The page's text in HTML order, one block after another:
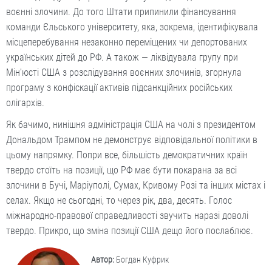
воєнні злочини. До того Штати припинили фінансування
команди Єльського університету, яка, зокрема, ідентифікувала
місцеперебування незаконно переміщених чи депортованих
українських дітей до РФ. А також — ліквідувала групу при
Мін’юсті США з розслідування воєнних злочинів, згорнула
програму з конфіскації активів підсанкційних російських
олігархів.
Як бачимо, нинішня адміністрація США на чолі з президентом
Дональдом Трампом не демонструє відповідальної політики в
цьому напрямку. Попри все, більшість демократичних країн
твердо стоїть на позиції, що РФ має бути покарана за всі
злочини в Бучі, Маріуполі, Сумах, Кривому Розі та інших містах і
селах. Якщо не сьогодні, то через рік, два, десять. Голос
міжнародно-правової справедливості звучить наразі доволі
твердо. Прикро, що зміна позиції США дещо його послаблює.
Автор: Богдан Куфрик